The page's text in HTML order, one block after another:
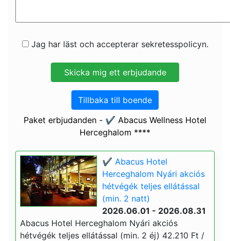
Jag har läst och accepterar sekretesspolicyn.
Tillbaka till boende
Paket erbjudanden - ✔️ Abacus Wellness Hotel
Herceghalom ****
✔️ Abacus Hotel
Herceghalom Nyári akciós
hétvégék teljes ellátással
(min. 2 natt)
2026.06.01 - 2026.08.31
Abacus Hotel Herceghalom Nyári akciós
hétvégék teljes ellátással (min. 2 éj) 42.210 Ft /